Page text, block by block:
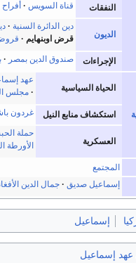
النفقات قناة السويس
الديون
دين الدائرة السنية
قرض اوبنهايم
الإجراءات صندوق الدين بمصر
الحياة السياسية
عهد
مجلس
استكشاف منابع النيل غردون
العسكرية
حملة
الأورطة
المجتمع
إسماعيل صديق جمال الدين
إسماعيل
إسماعيل